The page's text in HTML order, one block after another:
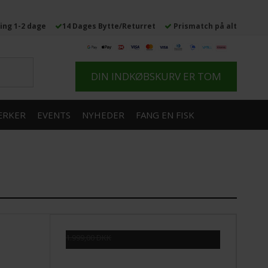
1-2 dage 14 Dages Bytte/Returret Prismatch på alt
DIN INDKØBSKURV ER TOM
EVENTS NYHEDER FANG EN FISK